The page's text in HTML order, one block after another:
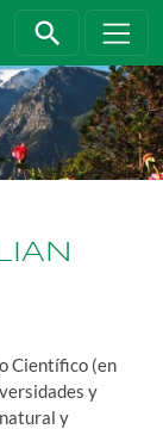
Científico (en
y
y